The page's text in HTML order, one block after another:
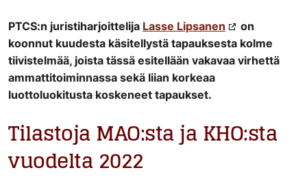
PTCS:n juristiharjoittelija Lasse Lipsanen
on
koonnut kuudesta käsitellystä tapauksesta kolme
tiivistelmää, joista tässä esitellään vakavaa virhettä
ammattitoiminnassa sekä liian korkeaa
luottoluokitusta koskeneet tapaukset.
Tilastoja MAO:sta ja KHO:sta
vuodelta 2022